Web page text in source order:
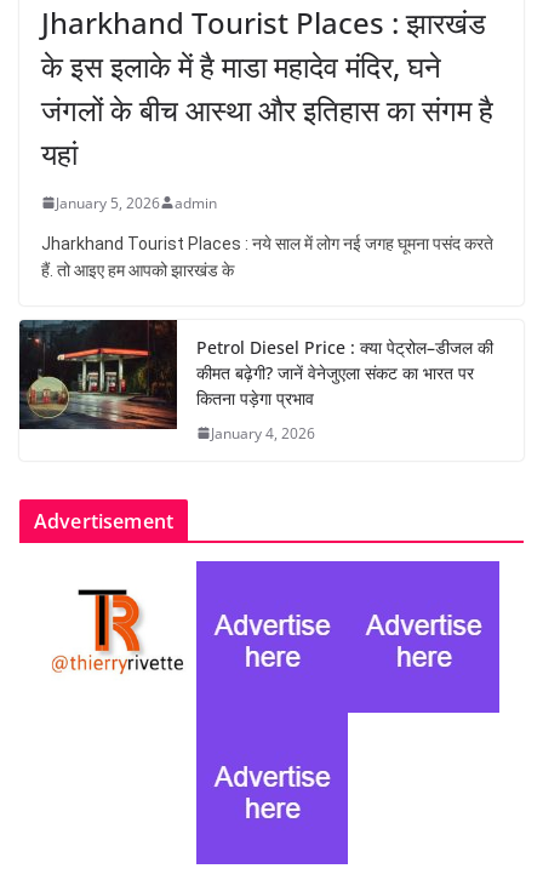
Jharkhand Tourist Places : झारखंड
के इस इलाके में है माडा महादेव मंदिर, घने
जंगलों के बीच आस्था और इतिहास का संगम है
यहां
January 5, 2026 admin
Jharkhand Tourist Places : नये साल में लोग नई जगह घूमना पसंद करते
हैं. तो आइए हम आपको झारखंड के
Petrol Diesel Price : क्या पेट्रोल–डीजल की
कीमत बढ़ेगी? जानें वेनेजुएला संकट का भारत पर
कितना पड़ेगा प्रभाव
January 4, 2026
Advertisement